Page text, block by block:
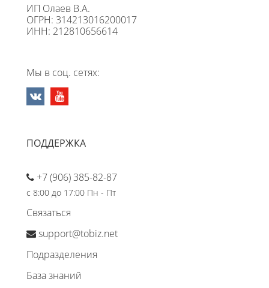
ИП Олаев В.А.
ОГРН: 314213016200017
ИНН: 212810656614
Мы в соц. сетях:
ПОДДЕРЖКА
+7 (906) 385-82-87
с 8:00 до 17:00 Пн - Пт
Связаться
support@tobiz.net
Подразделения
База знаний